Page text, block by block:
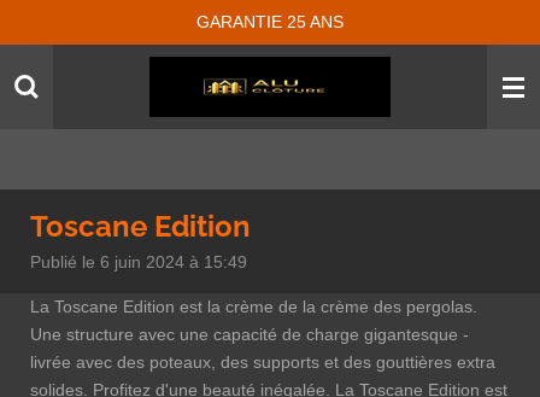
contenu
GARANTIE 25 ANS
Toscane Edition
Publié le 6 juin 2024 à 15:49
La Toscane Edition est la crème de la crème des pergolas.
Une structure avec une capacité de charge gigantesque -
livrée avec des poteaux, des supports et des gouttières extra
solides. Profitez d'une beauté inégalée. La Toscane Edition est